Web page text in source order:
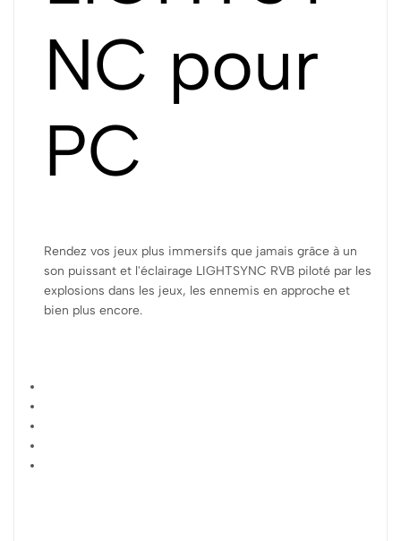
NC pour
PC
Rendez vos jeux plus immersifs que jamais grâce à un
son puissant et l'éclairage LIGHTSYNC RVB piloté par les
explosions dans les jeux, les ennemis en approche et
bien plus encore.